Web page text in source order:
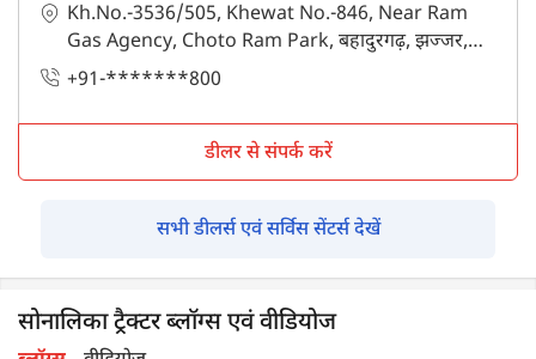
Kh.No.-3536/505, Khewat No.-846, Near Ram
Gas Agency, Choto Ram Park, बहादुरगढ़, झज्जर,
हरियाणा - 124507
+91-*******800
डीलर से संपर्क करें
सभी डीलर्स एवं सर्विस सेंटर्स देखें
सोनालिका ट्रैक्टर ब्लॉग्स एवं वीडियोज